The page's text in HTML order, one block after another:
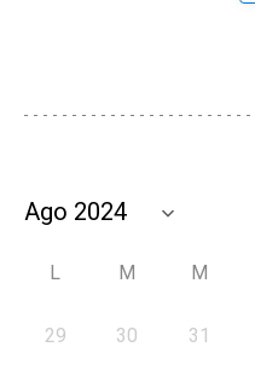
L M M
29 30 31